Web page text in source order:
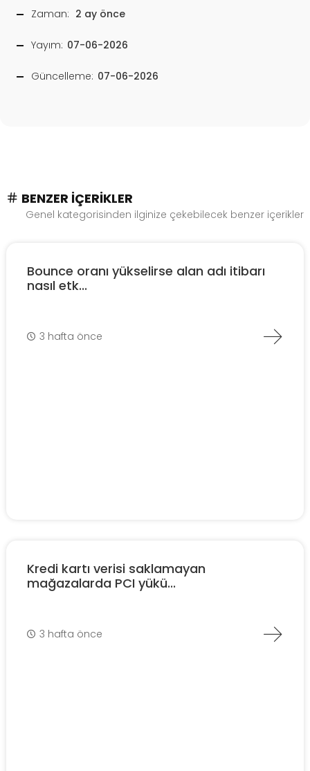
Zaman: 2 ay önce
Yayım: 07-06-2026
Güncelleme: 07-06-2026
BENZER İÇERIKLER
Genel kategorisinden ilginize çekebilecek benzer içerikler
Bounce oranı yükselirse alan adı itibarı
nasıl etk...
3 hafta önce
Kredi kartı verisi saklamayan
mağazalarda PCI yükü...
3 hafta önce